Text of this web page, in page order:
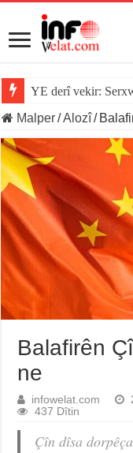
YE derî vekir:
Malper/Alozî/
Balafirên
ne
infowelat.com
437 Dîtin
Çîn dîsa